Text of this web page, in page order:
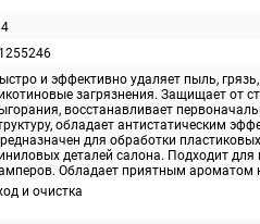
и эффективно удаляет пыль,
загрязнения. Защищает от
восстанавливает
обладает антистатическим
для обработки
деталей салона. Подходит для
Обладает приятным ароматом
и очистка